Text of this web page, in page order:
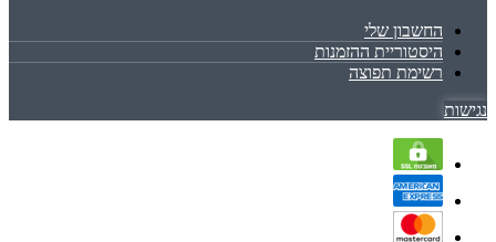
החשבון שלי
היסטוריית ההזמנות
רשימת תפוצה
נגישות